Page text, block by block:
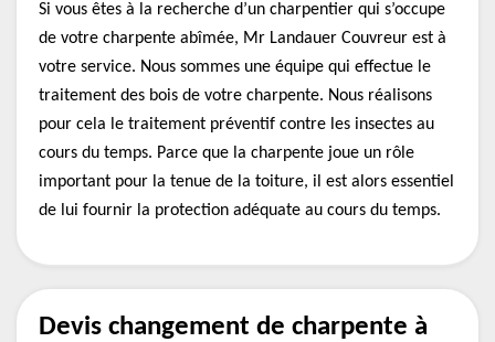
Si vous êtes à la recherche d’un charpentier qui s’occupe
de votre charpente abîmée, Mr Landauer Couvreur est à
votre service. Nous sommes une équipe qui effectue le
traitement des bois de votre charpente. Nous réalisons
pour cela le traitement préventif contre les insectes au
cours du temps. Parce que la charpente joue un rôle
important pour la tenue de la toiture, il est alors essentiel
de lui fournir la protection adéquate au cours du temps.
Devis changement de charpente à